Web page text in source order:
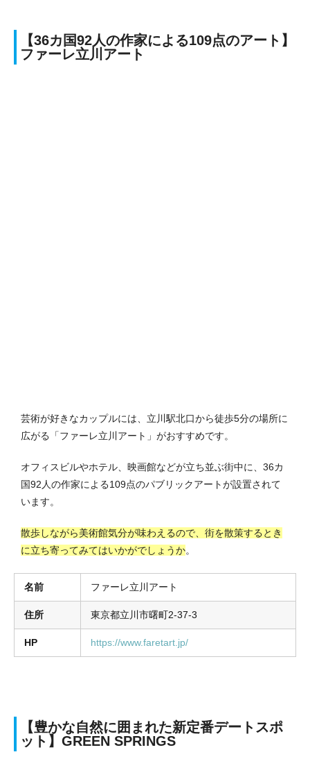
【36カ国92人の作家による109点のアート】
ファーレ立川アート
芸術が好きなカップルには、立川駅北口から徒歩5分の場所に
広がる「ファーレ立川アート」がおすすめです。
オフィスビルやホテル、映画館などが立ち並ぶ街中に、36カ
国92人の作家による109点のパブリックアートが設置されて
います。
散歩しながら美術館気分が味わえるので、街を散策するとき
に立ち寄ってみてはいかがでしょうか。
名前 ファーレ立川アート
住所 東京都立川市曙町2-37-3
HP https://www.faretart.jp/
【豊かな自然に囲まれた新定番デートスポ
ット】GREEN SPRINGS